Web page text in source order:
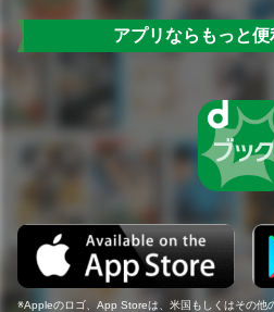
アプリならもっと便
Appleのロゴ、App Storeは、米国もしくはその他